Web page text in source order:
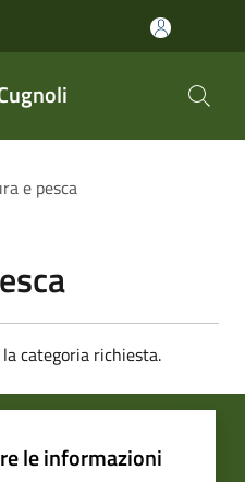
e pesca
categoria richiesta.
le informazioni